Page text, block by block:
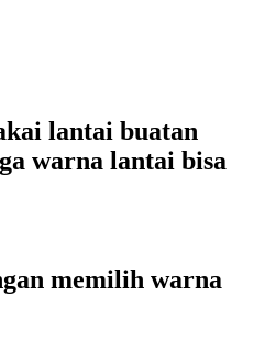
lantai buatan
warna lantai bisa
memilih warna